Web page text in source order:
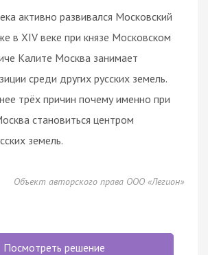
активно развивался Московский
в XIV веке при князе Московском
Калите Москва занимает
среди других русских земель.
трёх причин почему именно при
становиться центром
земель.
Объект авторского права ООО «Легион»
Посмотреть решение